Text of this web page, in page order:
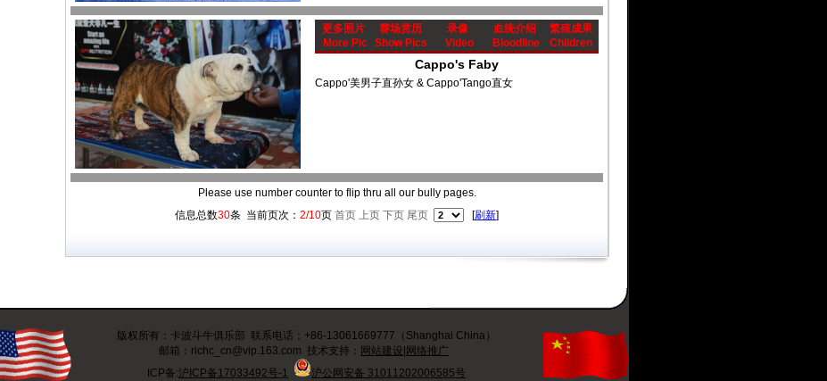
更多照片
More Pic
赛场赏历
Show Pics
录像
Video
血统介绍
Bloodline
繁殖成果
Children
Cappo's Faby
Cappo'美男子直孙女 & Cappo'Tango直女
Please use number counter to flip thru all our bully pages.
信息总数30条 当前页次： 2/10页 首页 上页 下页 尾页 [刷新]
版权所有：卡波斗牛俱乐部 联系电话：+86-13061669777（Shanghai China）
邮箱：richc_cn@vip.163.com 技术支持： 网站建设|网络推广
ICP备:沪ICP备17033492号-1 沪公网安备 31011202006585号